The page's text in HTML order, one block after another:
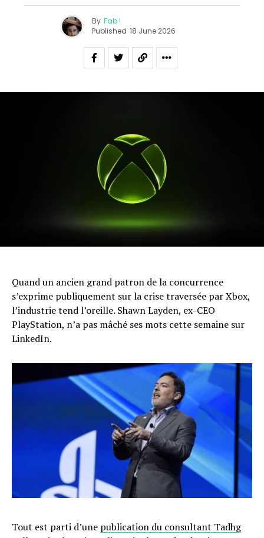
By Fab !
Published 18 June 2026
Quand un ancien grand patron de la concurrence
s’exprime publiquement sur la crise traversée par Xbox,
l’industrie tend l’oreille. Shawn Layden, ex-CEO
PlayStation, n’a pas mâché ses mots cette semaine sur
LinkedIn.
Tout est parti d’une publication du consultant Tadhg